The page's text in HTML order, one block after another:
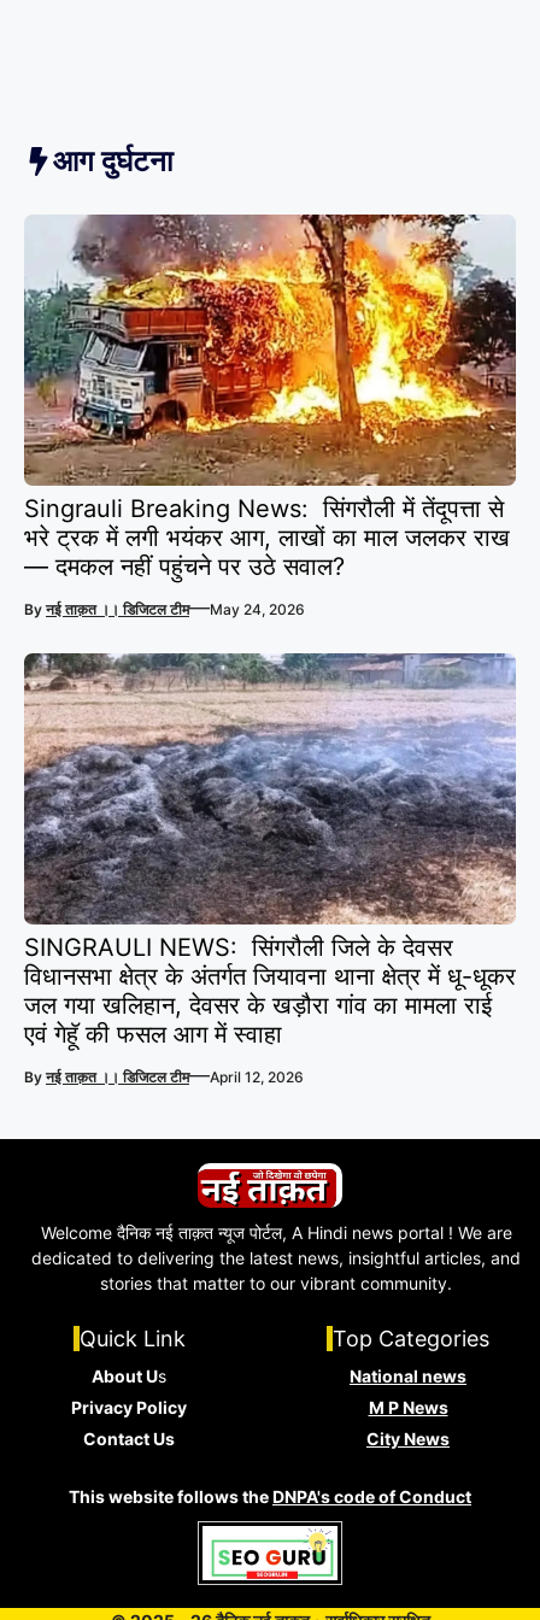
आग दुर्घटना
Singrauli Breaking News: सिंगरौली में तेंदूपत्ता से
भरे ट्रक में लगी भयंकर आग, लाखों का माल जलकर राख
— दमकल नहीं पहुंचने पर उठे सवाल?
Byनई ताक़त ।। डिजिटल टीम—May 24, 2026
SINGRAULI NEWS: सिंगरौली जिले के देवसर
विधानसभा क्षेत्र के अंतर्गत जियावना थाना क्षेत्र में धू-धूकर
जल गया खलिहान, देवसर के खड़ौरा गांव का मामला राई
एवं गेहूॅ की फसल आग में स्वाहा
Byनई ताक़त ।। डिजिटल टीम—April 12, 2026
Welcome दैनिक नई ताक़त न्यूज पोर्टल, A Hindi news portal ! We are
dedicated to delivering the latest news, insightful articles, and
stories that matter to our vibrant community.
Quick Link
About Us
Privacy Policy
Contact Us
Top Categories
National news
M P News
City News
This website follows theDNPA's code of Conduct